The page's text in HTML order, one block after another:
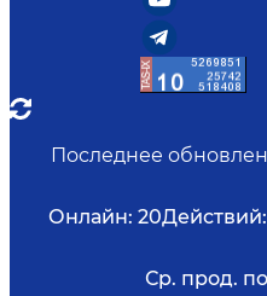
Последнее
Онлайн: 20Действий:
Ср. прод.